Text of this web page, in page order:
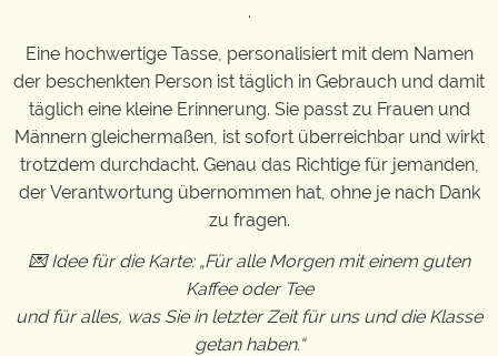
.
Eine hochwertige Tasse, personalisiert mit dem Namen
der beschenkten Person ist täglich in Gebrauch und damit
täglich eine kleine Erinnerung. Sie passt zu Frauen und
Männern gleichermaßen, ist sofort überreichbar und wirkt
trotzdem durchdacht. Genau das Richtige für jemanden,
der Verantwortung übernommen hat, ohne je nach Dank
zu fragen.
💌 Idee für die Karte: „Für alle Morgen mit einem guten
Kaffee oder Tee
und für alles, was Sie in letzter Zeit für uns und die Klasse
getan haben.“